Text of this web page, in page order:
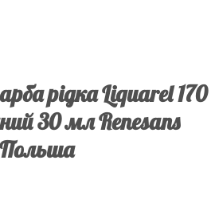
рідка Liquarel 170
30 мл Renesans
Польша